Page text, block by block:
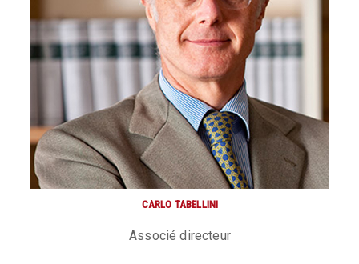
CARLO TABELLINI
Associé directeur